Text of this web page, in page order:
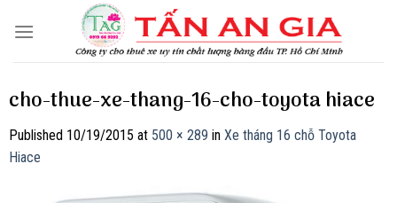
cho-thue-xe-thang-16-cho-toyota hiace
Published 10/19/2015 at 500 × 289 in Xe tháng 16 chỗ Toyota
Hiace